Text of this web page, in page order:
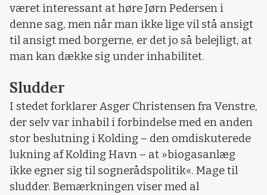
været interessant at høre Jørn Pedersen i
denne sag, men når man ikke lige vil stå ansigt
til ansigt med borgerne, er det jo så belejligt, at
man kan dække sig under inhabilitet.
Sludder
I stedet forklarer Asger Christensen fra Venstre,
der selv var inhabil i forbindelse med en anden
stor beslutning i Kolding – den omdiskuterede
lukning af Kolding Havn – at »biogasanlæg
ikke egner sig til sognerådspolitik«. Mage til
sludder. Bemærkningen viser med al